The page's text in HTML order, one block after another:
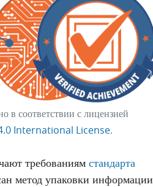
в соответствии с лицензией
International License.
требованиям стандарта
метод упаковки информации